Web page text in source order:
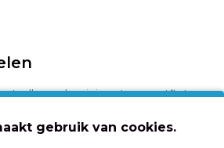
aluminium transportfiets
& stevige bagagedrager,
en boodschappen
gebruik van cookies.